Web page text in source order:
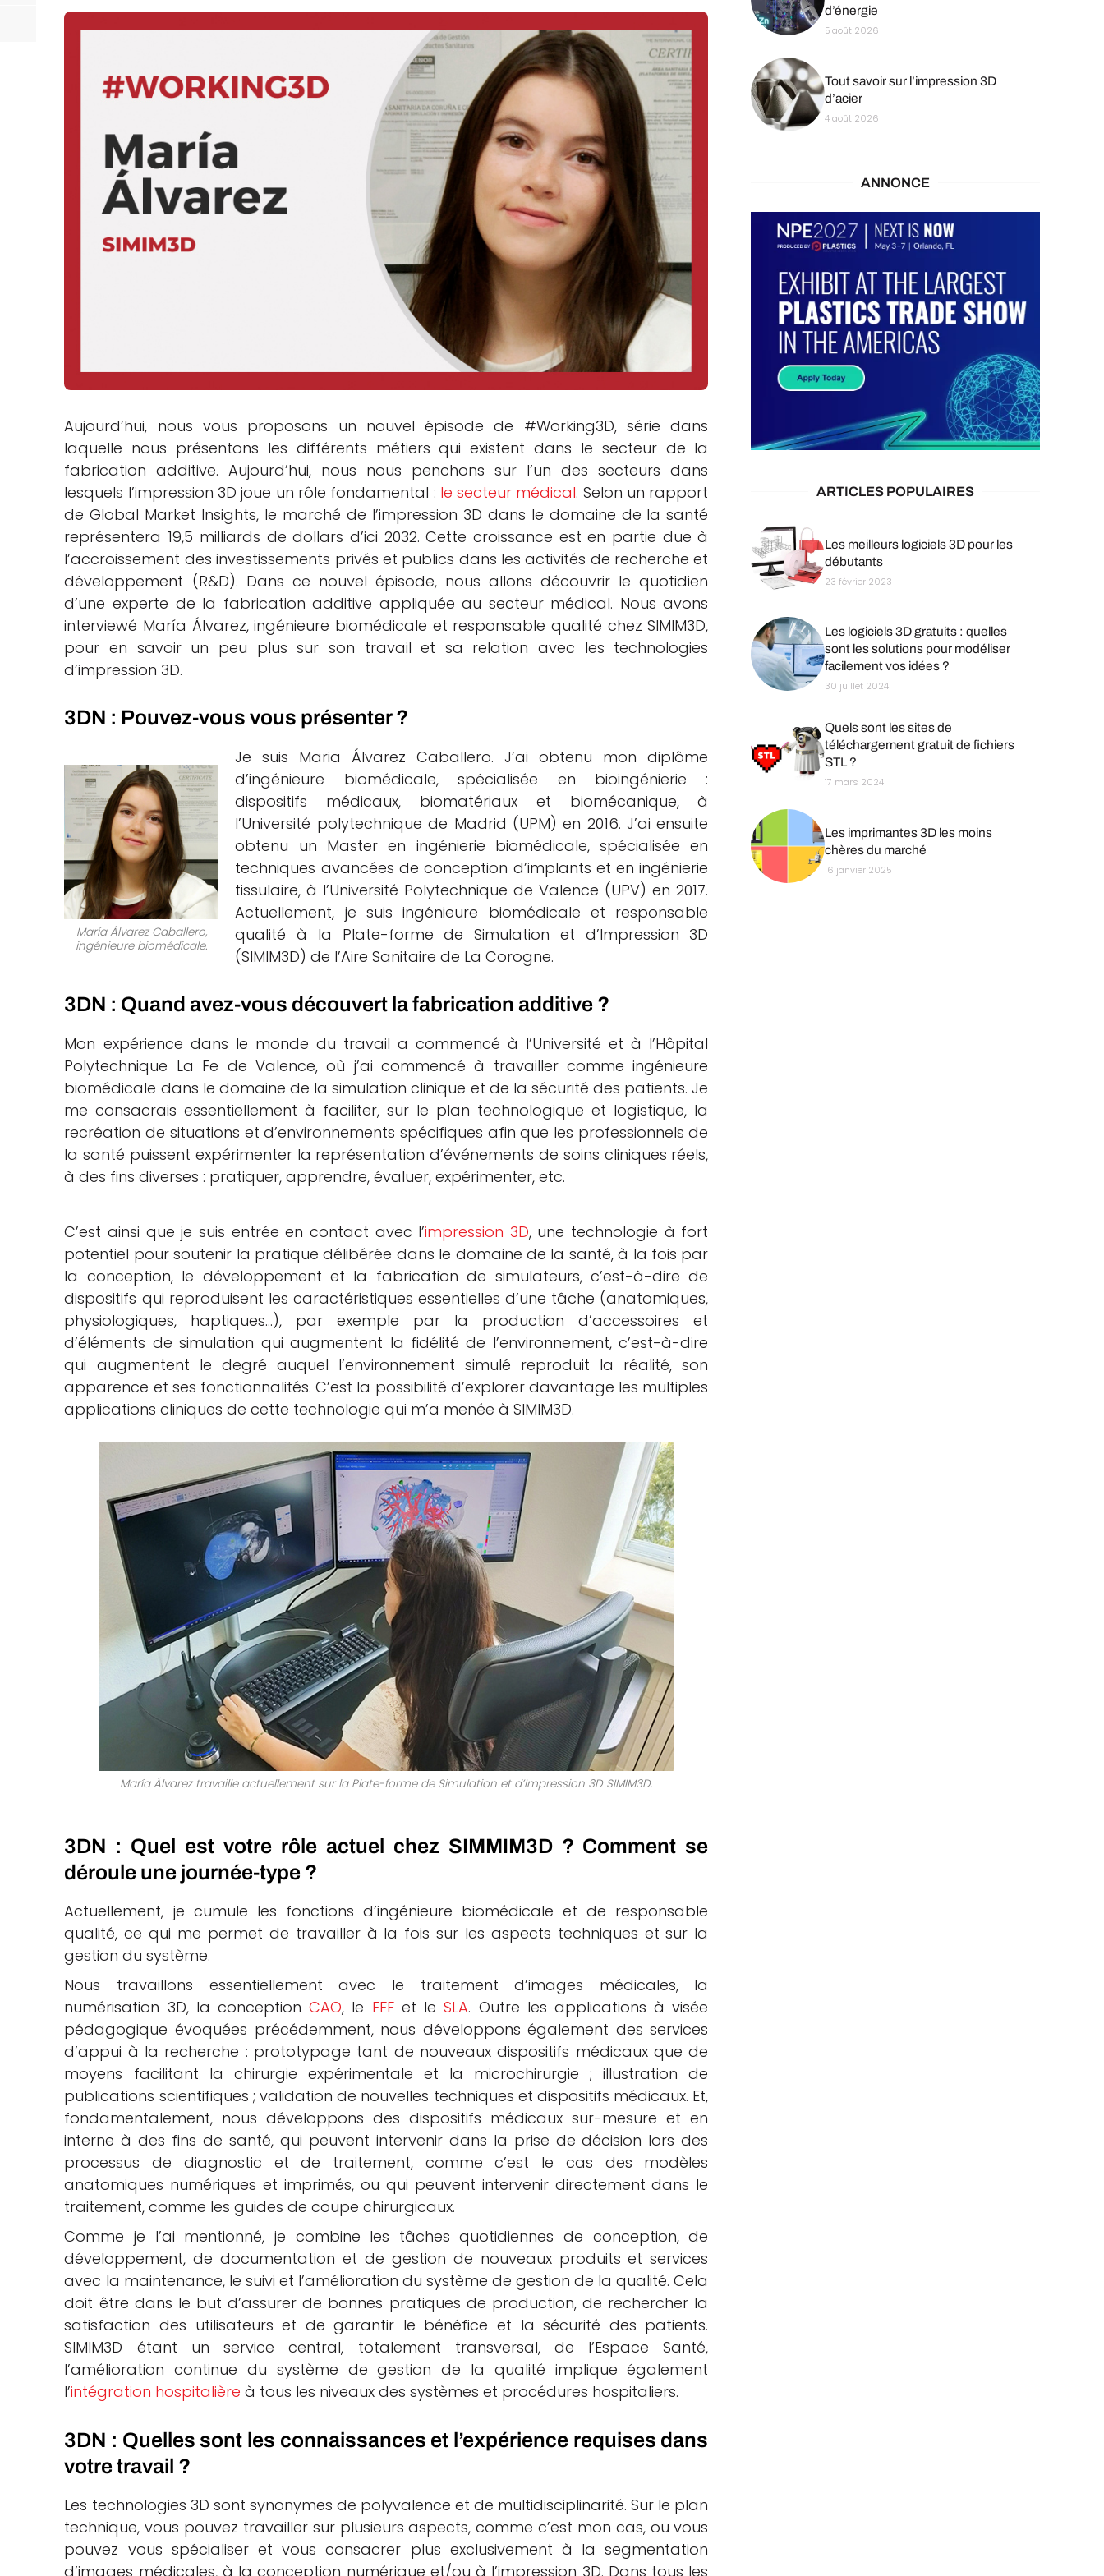
Logiciels 3D
Matériaux
Scanners 3D
Vidéos
Aujourd’hui, nous vous proposons un nouvel épisode de #Working3D, série dans
laquelle nous présentons les différents métiers qui existent dans le secteur de la
fabrication additive. Aujourd’hui, nous nous penchons sur l’un des secteurs dans
lesquels l’impression 3D joue un rôle fondamental : le secteur médical. Selon un rapport
de Global Market Insights, le marché de l’impression 3D dans le domaine de la santé
représentera 19,5 milliards de dollars d’ici 2032. Cette croissance est en partie due à
l’accroissement des investissements privés et publics dans les activités de recherche et
développement (R&D). Dans ce nouvel épisode, nous allons découvrir le quotidien
d’une experte de la fabrication additive appliquée au secteur médical. Nous avons
interviewé María Álvarez, ingénieure biomédicale et responsable qualité chez SIMIM3D,
pour en savoir un peu plus sur son travail et sa relation avec les technologies
d’impression 3D.
3DN : Pouvez-vous vous présenter ?
María Álvarez Caballero,
ingénieure biomédicale.
Je suis Maria Álvarez Caballero. J’ai obtenu mon diplôme
d’ingénieure biomédicale, spécialisée en bioingénierie :
dispositifs médicaux, biomatériaux et biomécanique, à
l’Université polytechnique de Madrid (UPM) en 2016. J’ai ensuite
obtenu un Master en ingénierie biomédicale, spécialisée en
techniques avancées de conception d’implants et en ingénierie
tissulaire, à l’Université Polytechnique de Valence (UPV) en 2017.
Actuellement, je suis ingénieure biomédicale et responsable
qualité à la Plate-forme de Simulation et d’Impression 3D
(SIMIM3D) de l’Aire Sanitaire de La Corogne.
3DN : Quand avez-vous découvert la fabrication additive ?
Mon expérience dans le monde du travail a commencé à l’Université et à l’Hôpital
Polytechnique La Fe de Valence, où j’ai commencé à travailler comme ingénieure
biomédicale dans le domaine de la simulation clinique et de la sécurité des patients. Je
me consacrais essentiellement à faciliter, sur le plan technologique et logistique, la
recréation de situations et d’environnements spécifiques afin que les professionnels de
la santé puissent expérimenter la représentation d’événements de soins cliniques réels,
à des fins diverses : pratiquer, apprendre, évaluer, expérimenter, etc.
C’est ainsi que je suis entrée en contact avec l’impression 3D, une technologie à fort
potentiel pour soutenir la pratique délibérée dans le domaine de la santé, à la fois par
la conception, le développement et la fabrication de simulateurs, c’est-à-dire de
dispositifs qui reproduisent les caractéristiques essentielles d’une tâche (anatomiques,
physiologiques, haptiques…), par exemple par la production d’accessoires et
d’éléments de simulation qui augmentent la fidélité de l’environnement, c’est-à-dire
qui augmentent le degré auquel l’environnement simulé reproduit la réalité, son
apparence et ses fonctionnalités. C’est la possibilité d’explorer davantage les multiples
applications cliniques de cette technologie qui m’a menée à SIMIM3D.
María Álvarez travaille actuellement sur la Plate-forme de Simulation et d’Impression 3D SIMIM3D.
3DN : Quel est votre rôle actuel chez SIMMIM3D ? Comment se
déroule une journée-type ?
Actuellement, je cumule les fonctions d’ingénieure biomédicale et de responsable
qualité, ce qui me permet de travailler à la fois sur les aspects techniques et sur la
gestion du système.
Nous travaillons essentiellement avec le traitement d’images médicales, la
numérisation 3D, la conceptionCAO, le FFFet leSLA. Outre les applications à visée
pédagogique évoquées précédemment, nous développons également des services
d’appui à la recherche : prototypage tant de nouveaux dispositifs médicaux que de
moyens facilitant la chirurgie expérimentale et la microchirurgie ; illustration de
publications scientifiques ; validation de nouvelles techniques et dispositifs médicaux. Et,
fondamentalement, nous développons des dispositifs médicaux sur-mesure et en
interne à des fins de santé, qui peuvent intervenir dans la prise de décision lors des
processus de diagnostic et de traitement, comme c’est le cas des modèles
anatomiques numériques et imprimés, ou qui peuvent intervenir directement dans le
traitement, comme les guides de coupe chirurgicaux.
Comme je l’ai mentionné, je combine les tâches quotidiennes de conception, de
développement, de documentation et de gestion de nouveaux produits et services
avec la maintenance, le suivi et l’amélioration du système de gestion de la qualité. Cela
doit être dans le but d’assurer de bonnes pratiques de production, de rechercher la
satisfaction des utilisateurs et de garantir le bénéfice et la sécurité des patients.
SIMIM3D étant un service central, totalement transversal, de l’Espace Santé,
l’amélioration continue du système de gestion de la qualité implique également
l’intégration hospitalière à tous les niveaux des systèmes et procédures hospitaliers.
3DN : Quelles sont les connaissances et l’expérience requises dans
votre travail ?
Les technologies 3D sont synonymes de polyvalence et de multidisciplinarité. Sur le plan
technique, vous pouvez travailler sur plusieurs aspects, comme c’est mon cas, ou vous
pouvez vous spécialiser et vous consacrer plus exclusivement à la segmentation
d’images médicales, à la conception numérique et/ou à l’impression 3D. Dans tous les
d’énergie
5 août 2026
Tout savoir sur l’impression 3D
d’acier
4 août 2026
ANNONCE
ARTICLES POPULAIRES
Les meilleurs logiciels 3D pour les
débutants
23 février 2023
Les logiciels 3D gratuits : quelles
sont les solutions pour modéliser
facilement vos idées ?
30 juillet 2024
Quels sont les sites de
téléchargement gratuit de fichiers
STL ?
17 mars 2024
Les imprimantes 3D les moins
chères du marché
16 janvier 2025